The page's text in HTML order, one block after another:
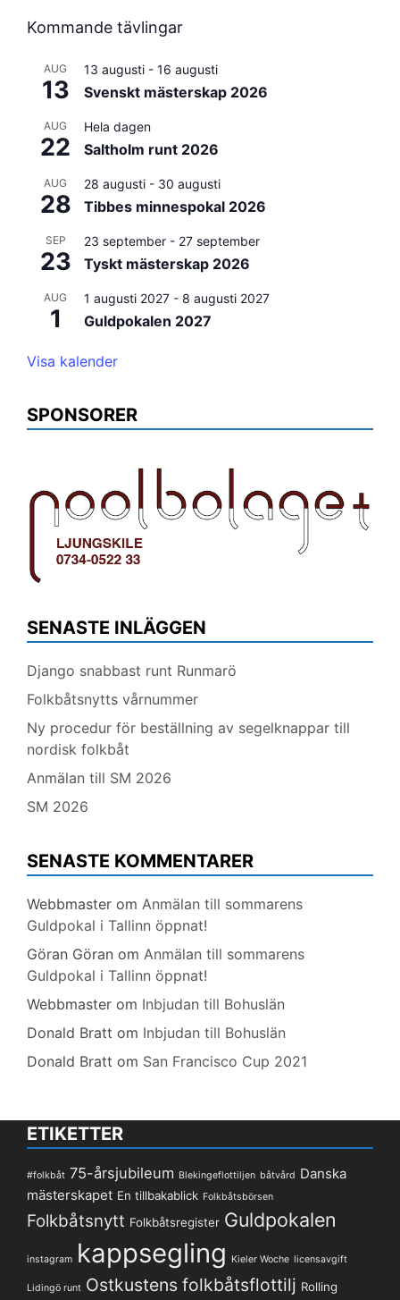
Kommande tävlingar
AUG
13
13 augusti - 16 augusti
Svenskt mästerskap 2026
AUG
22
Hela dagen
Saltholm runt 2026
AUG
28
28 augusti - 30 augusti
Tibbes minnespokal 2026
SEP
23
23 september - 27 september
Tyskt mästerskap 2026
AUG
1
1 augusti 2027 - 8 augusti 2027
Guldpokalen 2027
Visa kalender
SPONSORER
SENASTE INLÄGGEN
Django snabbast runt Runmarö
Folkbåtsnytts vårnummer
Ny procedur för beställning av segelknappar till
nordisk folkbåt
Anmälan till SM 2026
SM 2026
SENASTE KOMMENTARER
Webbmaster om Anmälan till sommarens
Guldpokal i Tallinn öppnat!
Göran Göran om Anmälan till sommarens
Guldpokal i Tallinn öppnat!
Webbmaster om Inbjudan till Bohuslän
Donald Bratt om Inbjudan till Bohuslän
Donald Bratt om San Francisco Cup 2021
ETIKETTER
#folkbåt 75-årsjubileum Blekingeflottiljen båtvård Danska
mästerskapet En tillbakablick Folkbåtsbörsen
Folkbåtsnytt Folkbåtsregister Guldpokalen
instagram kappsegling Kieler Woche licensavgift
Lidingö runt Ostkustens folkbåtsflottilj Rolling